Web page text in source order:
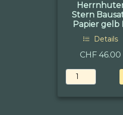
Stern
Papier gelb
Details
CHF 46.00